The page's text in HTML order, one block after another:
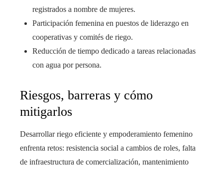
registrados a nombre de mujeres.
Participación femenina en puestos de liderazgo en
cooperativas y comités de riego.
Reducción de tiempo dedicado a tareas relacionadas
con agua por persona.
Riesgos, barreras y cómo
mitigarlos
Desarrollar riego eficiente y empoderamiento femenino
enfrenta retos: resistencia social a cambios de roles, falta
de infraestructura de comercialización, mantenimiento